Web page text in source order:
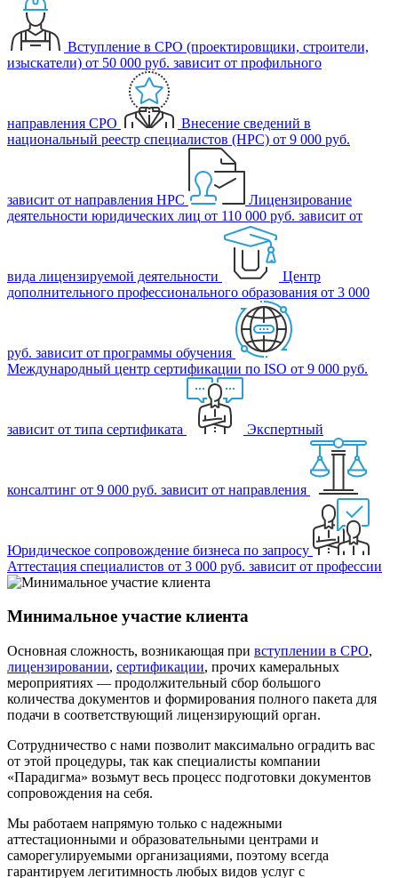
Вступление в СРО (проектировщики, строители,
изыскатели) от 50 000 руб. зависит от профильного
направления СРО
Внесение сведений в
национальный реестр специалистов (НРС) от 9 000 руб.
зависит от направления НРС
Лицензирование
деятельности юридических лиц от 110 000 руб. зависит от
вида лицензируемой деятельности
Центр
дополнительного профессионального образования от 3 000
руб. зависит от программы обучения
Международный центр сертификации по ISO от 9 000 руб.
зависит от типа сертификата Экспертный
консалтинг от 9 000 руб. зависит от направления
Юридическое сопровождение бизнеса по запросу
Аттестация специалистов от 3 000 руб. зависит от профессии
Минимальное участие клиента
Основная сложность, возникающая при вступлении в СРО,
лицензировании, сертификации, прочих камеральных
мероприятиях — продолжительный сбор большого
количества документов и формирования полного пакета для
подачи в соответствующий лицензирующий орган.
Сотрудничество с нами позволит максимально оградить вас
от этой процедуры, так как специалисты компании
«Парадигма» возьмут весь процесс подготовки документов
сопровождения на себя.
Мы работаем напрямую только с надежными
аттестационными и образовательными центрами и
саморегулируемыми организациями, поэтому всегда
гарантируем легитимность любых видов услуг с